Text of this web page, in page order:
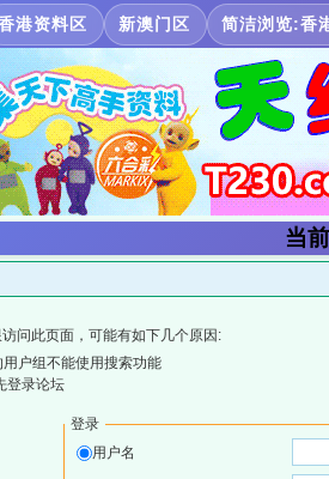
港资料区 新澳门区 简洁浏览:香
当
问此页面，可能有如下几个原因:
户组不能使用搜索功能
登录论坛
登录
用户名